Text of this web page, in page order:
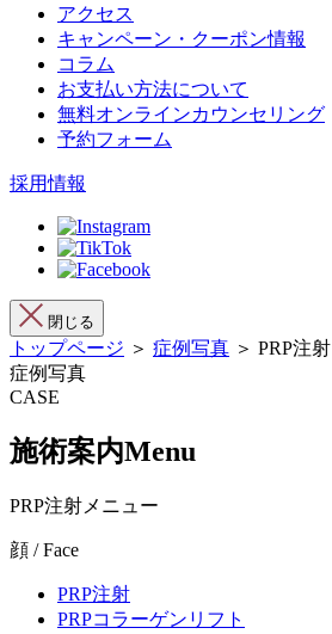
アクセス
キャンペーン・クーポン情報
コラム
お支払い方法について
無料オンラインカウンセリング
予約フォーム
採用情報
閉じる
トップページ ＞ 症例写真 ＞ PRP注
症例写真
CASE
施術案内Menu
PRP注射メニュー
顔 / Face
PRP注射
PRPコラーゲンリフト